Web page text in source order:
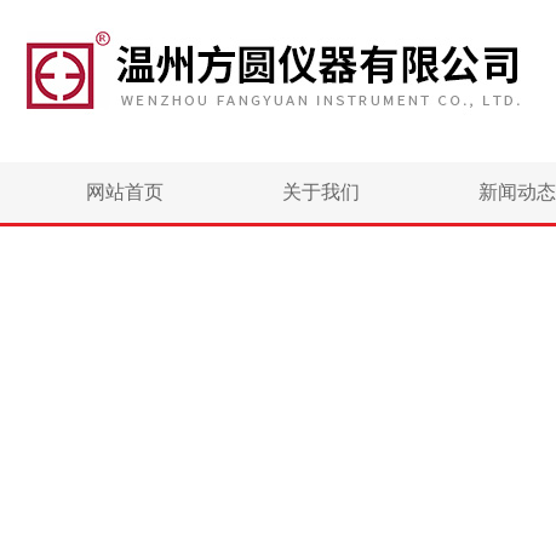
网站首页 关于我们 新闻动态